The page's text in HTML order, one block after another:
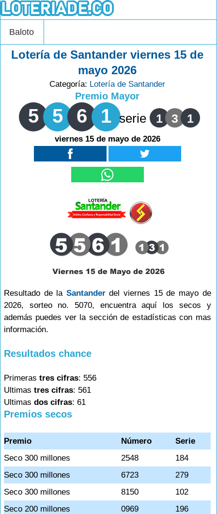
Baloto
Lotería de Santander viernes 15 de
mayo 2026
Categoría: Lotería de Santander
Premio Mayor
5 5 6 1 serie 1 3 1
viernes 15 de mayo de 2026
Resultado de la Santanderdel viernes 15 de mayo de
2026, sorteo no. 5070, encuentra aquí los secos y
además puedes ver la sección de estadísticas con mas
información.
Resultados chance
Primeras tres cifras: 556
Ultimas tres cifras: 561
Ultimas dos cifras: 61
Premios secos
Premio Número
Serie
Seco 300 millones
2548
184
Seco 300 millones
6723
279
Seco 300 millones
8150
102
Seco 200 millones
0969
196